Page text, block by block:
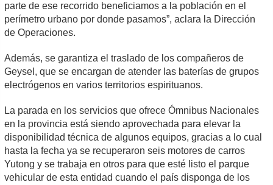
parte de ese recorrido beneficiamos a la población en el
perímetro urbano por donde pasamos”, aclara la Dirección
de Operaciones.
Además, se garantiza el traslado de los compañeros de
Geysel, que se encargan de atender las baterías de grupos
electrógenos en varios territorios espirituanos.
La parada en los servicios que ofrece Ómnibus Nacionales
en la provincia está siendo aprovechada para elevar la
disponibilidad técnica de algunos equipos, gracias a lo cual
hasta la fecha ya se recuperaron seis motores de carros
Yutong y se trabaja en otros para que esté listo el parque
vehicular de esta entidad cuando el país disponga de los